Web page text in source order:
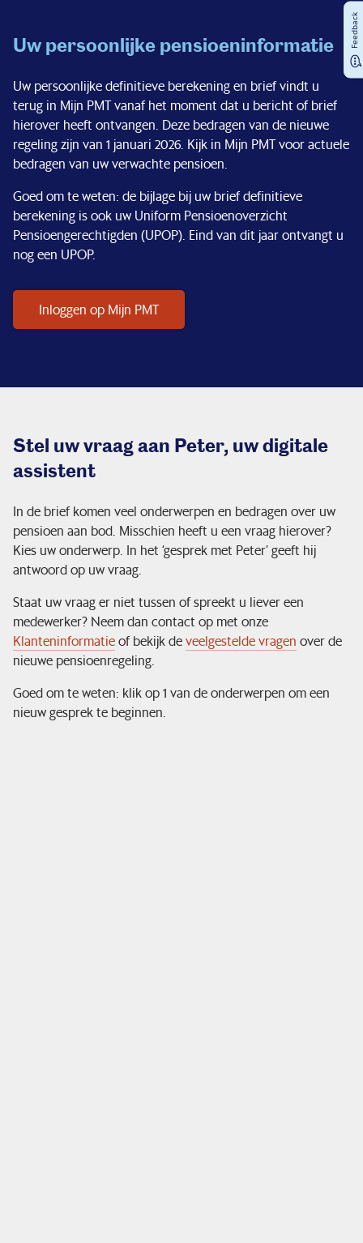
Uw persoonlijke pensioeninformatie
Uw persoonlijke definitieve berekening en brief vindt u
terug in Mijn PMT vanaf het moment dat u bericht of brief
hierover heeft ontvangen. Deze bedragen van de nieuwe
regeling zijn van 1 januari 2026. Kijk in Mijn PMT voor actuele
bedragen van uw verwachte pensioen.
Goed om te weten: de bijlage bij uw brief definitieve
berekening is ook uw Uniform Pensioenoverzicht
Pensioengerechtigden (UPOP). Eind van dit jaar ontvangt u
nog een UPOP.
Inloggen op Mijn PMT
Stel uw vraag aan Peter, uw digitale
assistent
In de brief komen veel onderwerpen en bedragen over uw
pensioen aan bod. Misschien heeft u een vraag hierover?
Kies uw onderwerp. In het ‘gesprek met Peter’ geeft hij
antwoord op uw vraag.
Staat uw vraag er niet tussen of spreekt u liever een
medewerker? Neem dan contact op met onze
Klanteninformatieof bekijk deveelgestelde vragen over de
nieuwe pensioenregeling.
Goed om te weten: klik op 1 van de onderwerpen om een
nieuw gesprek te beginnen.
Feedback